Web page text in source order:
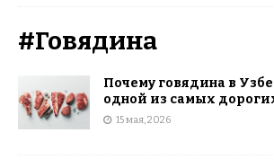
#Говядина
Почему говядина в
одной из самых
15 мая, 2026